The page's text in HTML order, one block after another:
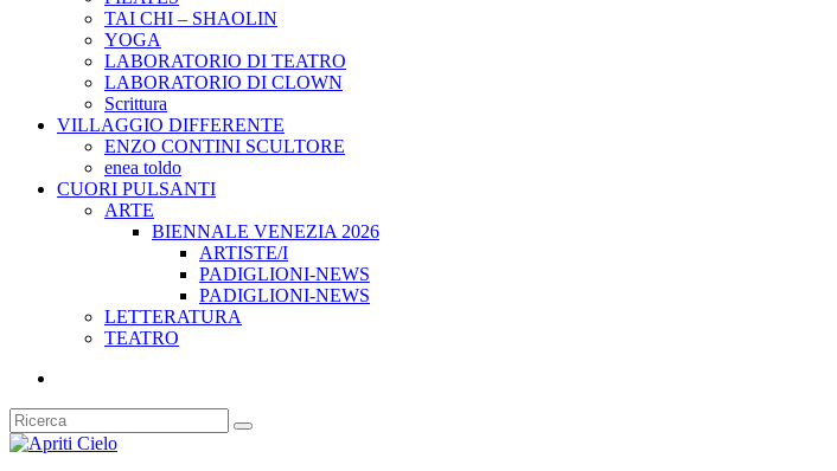
TAI CHI – SHAOLIN
YOGA
LABORATORIO DI TEATRO
LABORATORIO DI CLOWN
Scrittura
VILLAGGIO DIFFERENTE
ENZO CONTINI SCULTORE
enea toldo
CUORI PULSANTI
ARTE
BIENNALE VENEZIA 2026
ARTISTE/I
PADIGLIONI-NEWS
PADIGLIONI-NEWS
LETTERATURA
TEATRO